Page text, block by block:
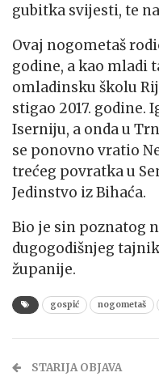
gubitka svijesti, te
Ovaj nogometaš
godine, a kao mladi
omladinsku školu
stigao 2017. godine.
Iserniju, a onda u
se ponovno vratio
trećeg povratka u
Jedinstvo iz Bihaća.
Bio je sin poznatog
dugogodišnjeg
županije.
gospić nogometaš
STARIJA OBJAVA